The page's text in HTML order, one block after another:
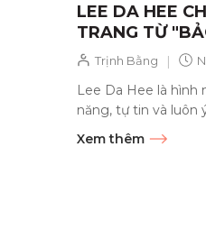
LEE DA HEE
TRANG TỪ
Trịnh Bằng |
Lee Da Hee là hình
năng, tự tin và luôn
Xem thêm